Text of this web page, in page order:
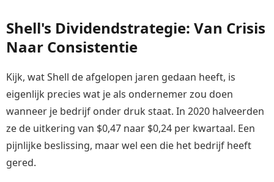
Shell's Dividendstrategie: Van Crisis
Naar Consistentie
Kijk, wat Shell de afgelopen jaren gedaan heeft, is
eigenlijk precies wat je als ondernemer zou doen
wanneer je bedrijf onder druk staat. In 2020 halveerden
ze de uitkering van $0,47 naar $0,24 per kwartaal. Een
pijnlijke beslissing, maar wel een die het bedrijf heeft
gered.